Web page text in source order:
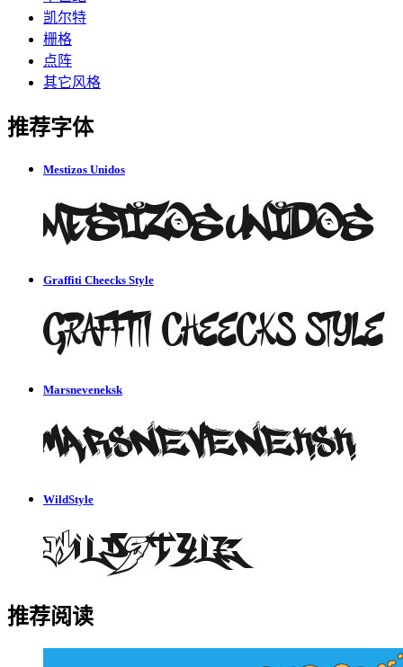
凯尔特
栅格
点阵
其它风格
推荐字体
Mestizos Unidos
Graffiti Cheecks Style
Marsneveneksk
WildStyle
推荐阅读